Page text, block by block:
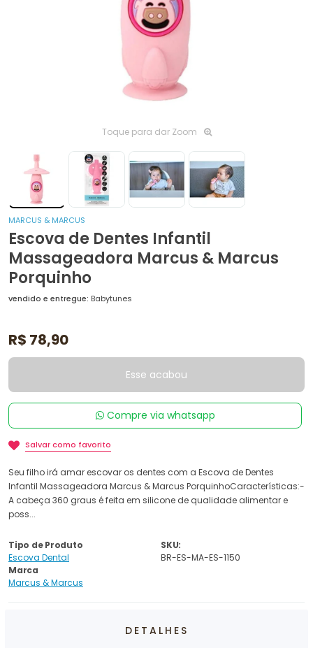
Toque para dar Zoom
MARCUS & MARCUS
Escova de Dentes Infantil
Massageadora Marcus & Marcus
Porquinho
vendido e entregue: Babytunes
R$ 78,90
Esse acabou
Compre via whatsapp
Salvar como favorito
Seu filho irá amar escovar os dentes com a Escova de Dentes
Infantil Massageadora Marcus & Marcus PorquinhoCaracterísticas:-
A cabeça 360 graus é feita em silicone de qualidade alimentar e
poss...
Tipo de Produto
Escova Dental
Marca
Marcus & Marcus
SKU:
BR-ES-MA-ES-1150
DETALHES